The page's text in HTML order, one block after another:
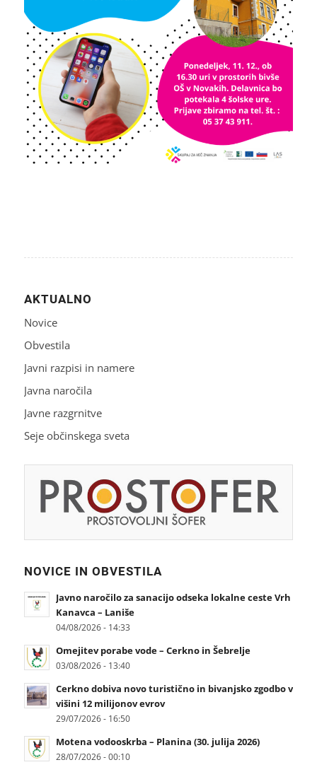
AKTUALNO
Novice
Obvestila
Javni razpisi in namere
Javna naročila
Javne razgrnitve
Seje občinskega sveta
NOVICE IN OBVESTILA
Javno naročilo za sanacijo odseka lokalne ceste Vrh
Kanavca – Laniše
04/08/2026 - 14:33
Omejitev porabe vode – Cerkno in Šebrelje
03/08/2026 - 13:40
Cerkno dobiva novo turistično in bivanjsko zgodbo v
višini 12 milijonov evrov
29/07/2026 - 16:50
Motena vodooskrba – Planina (30. julija 2026)
28/07/2026 - 00:10